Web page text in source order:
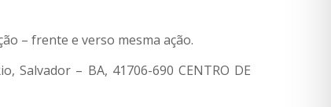
– frente e verso mesma ação.
Salvador – BA, 41706-690 CENTRO DE